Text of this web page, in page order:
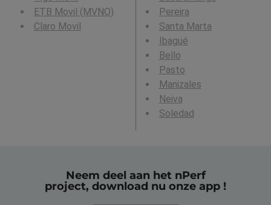
ETB Movil (MVNO)
Claro Movil
Pereira
Santa Marta
Ibagué
Bello
Pasto
Manizales
Neiva
Soledad
Neem deel aan het nPerf
project, download nu onze app !